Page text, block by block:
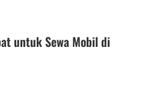
untuk Sewa Mobil di